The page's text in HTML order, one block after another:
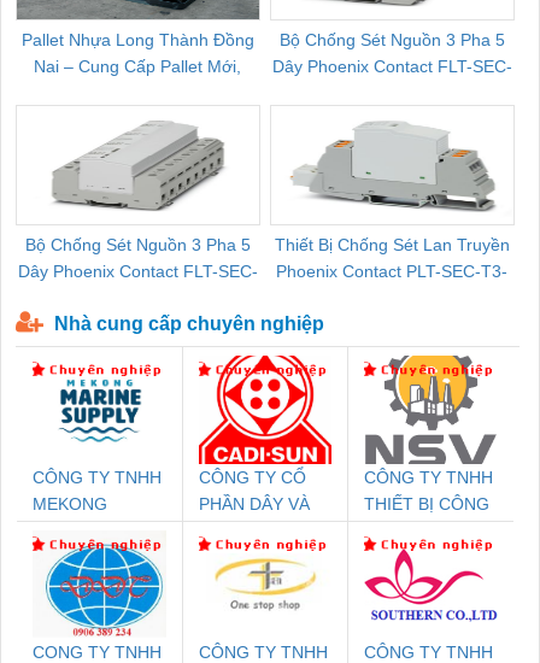
Pallet Nhựa Long Thành Đồng
Nai – Cung Cấp Pallet Mới,
Bộ Chống Sét Nguồn 3 Pha 5
Dây Phoenix Contact FLT-SEC-
Bộ Chống Sét Nguồn 3 Pha 5
Dây Phoenix Contact FLT-SEC-
Thiết Bị Chống Sét Lan Truyền
Phoenix Contact PLT-SEC-T3-
Nhà cung cấp chuyên nghiệp
CÔNG TY TNHH
MEKONG
CÔNG TY CỔ
PHẦN DÂY VÀ
THƯỢNG ĐÌNH
CÔNG TY TNHH
THIẾT BỊ CÔNG
SETSUBI VIỆT
NAM
CONG TY TNHH
CÔNG TY TNHH
CÔNG TY TNHH